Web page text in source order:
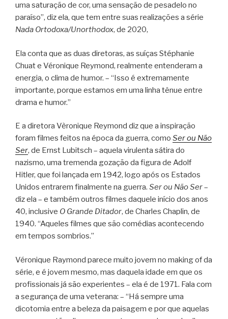
uma saturação de cor, uma sensação de pesadelo no
paraíso”, diz ela, que tem entre suas realizações a série
Nada Ortodoxa/Unorthodox, de 2020,
Ela conta que as duas diretoras, as suíças Stéphanie
Chuat e Véronique Reymond, realmente entenderam a
energia, o clima de humor. – “Isso é extremamente
importante, porque estamos em uma linha tênue entre
drama e humor.”
E a diretora Vèronique Reymond diz que a inspiração
foram filmes feitos na época da guerra, como Ser ou Não
Ser, de Ernst Lubitsch – aquela virulenta sátira do
nazismo, uma tremenda gozação da figura de Adolf
Hitler, que foi lançada em 1942, logo após os Estados
Unidos entrarem finalmente na guerra. Ser ou Não Ser–
diz ela – e também outros filmes daquele início dos anos
40, inclusive O Grande Ditador, de Charles Chaplin, de
1940. “Aqueles filmes que são comédias acontecendo
em tempos sombrios.”
Véronique Raymond parece muito jovem no making of da
série, e é jovem mesmo, mas daquela idade em que os
profissionais já são experientes – ela é de 1971. Fala com
a segurança de uma veterana: – “Há sempre uma
dicotomia entre a beleza da paisagem e por que aquelas